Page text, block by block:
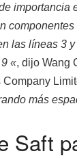
las líneas 3
«, dijo Wang
más
Saft